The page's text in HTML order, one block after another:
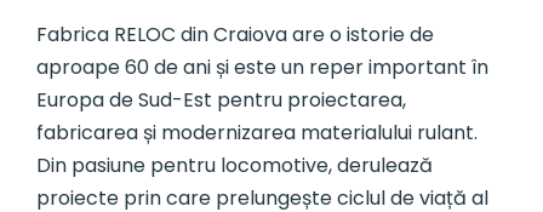
Fabrica RELOC din Craiova are o istorie de
aproape 60 de ani și este un reper important în
Europa de Sud-Est pentru proiectarea,
fabricarea și modernizarea materialului rulant.
Din pasiune pentru locomotive, derulează
proiecte prin care prelungește ciclul de viață al